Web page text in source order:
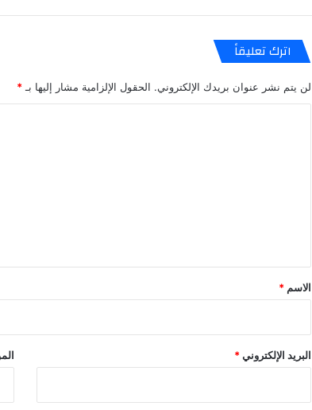
اترك تعليقاً
لن يتم نشر عنوان بريدك الإلكتروني. الحقول الإلزامية مشار إليها بـ *
*
الاسم *
البريد الإلكتروني*